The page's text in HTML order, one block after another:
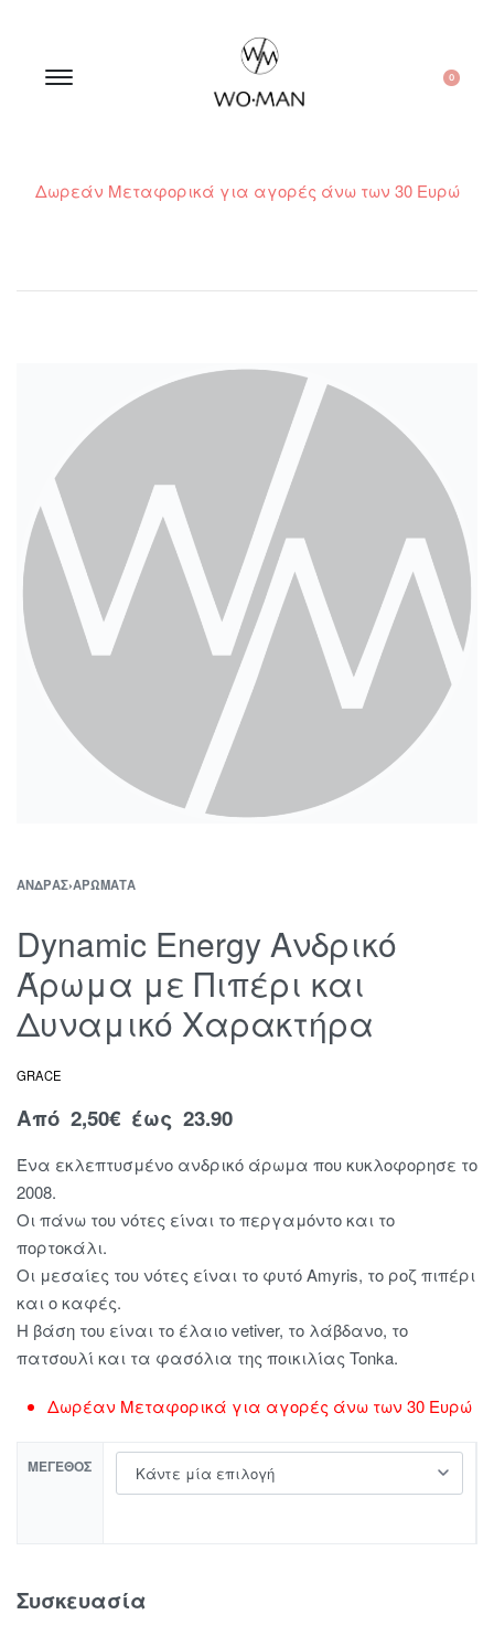
0
Δωρεάν Μεταφορικά για αγορές άνω των 30 Ευρώ
ΆΝΔΡΑΣ›ΑΡΏΜΑΤΑ
Dynamic Energy Ανδρικό
Άρωμα με Πιπέρι και
Δυναμικό Χαρακτήρα
GRACE
Από 2,50€ έως 23.90
Ένα εκλεπτυσμένο ανδρικό άρωμα που κυκλοφορησε το
2008.
Οι πάνω του νότες είναι το περγαμόντο και το
πορτοκάλι.
Οι μεσαίες του νότες είναι το φυτό Amyris, το ροζ πιπέρι
και ο καφές.
Η βάση του είναι το έλαιο vetiver, το λάβδανο, το
πατσουλί και τα φασόλια της ποικιλίας Tonka.
Δωρέαν Μεταφορικά για αγορές άνω των 30 Ευρώ
ΜΈΓΕΘΟΣ
Συσκευασία